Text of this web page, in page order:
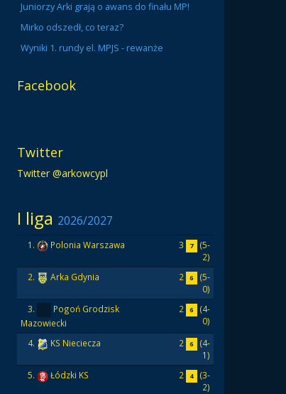
Juniorzy Arki grają o awans do finału MP!
Mirko odszedł, co teraz?
Wyniki 1. rundy el. MPJS - rewanże
Facebook
Twitter
Twitter @arkowcypl
I liga 2026/2027
1. Polonia Warszawa 3 7
(5-
2)
2.
Arka Gdynia 2 6
(5-
0)
3.
Pogoń Grodzisk
Mazowiecki
2 6
(4-
0)
4.
KS Nieciecza 2 6
(4-
1)
5.
Łódzki KS 2 4
(3-
2)